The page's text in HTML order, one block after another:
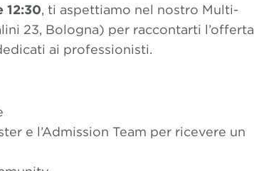
12:30, ti aspettiamo nel nostro Multi-
23, Bologna) per raccontarti l’offerta
ai professionisti.
e l’Admission Team per ricevere un